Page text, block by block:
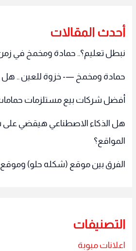
أحدث المقالات
نبطل تعليم؟.. حمادة ومخمخ في زمن
حمادة ومخمخ —- خزوة للعين .. هل
أفضل شركات بيع مستلزمات
هل الذكاء الاصطناعي هيقضي
المواقع؟
الفرق بين موقع (شكله حلو)
التصنيفات
اعلانات مبوبة